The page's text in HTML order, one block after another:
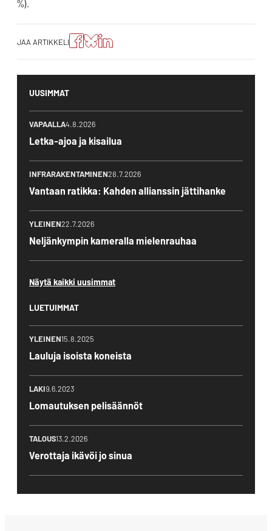
%).
JAA ARTIKKELI
Jaa
artikkeli
Facebookissa
Jaa
artikkeli
Blueskyssa
Jako:
Jaa
artikkeli
LinkedIn:ssä
UUSIMMAT
VAPAALLA4.8.2026
Letka-ajoa ja kisailua
INFRARAKENTAMINEN28.7.2026
Vantaan ratikka: Kahden allianssin jättihanke
YLEINEN22.7.2026
Neljänkympin kameralla mielenrauhaa
Näytä kaikki uusimmat
LUETUIMMAT
YLEINEN15.8.2025
Lauluja isoista koneista
LAKI9.6.2023
Lomautuksen pelisäännöt
TALOUS13.2.2026
Verottaja ikävöi jo sinua